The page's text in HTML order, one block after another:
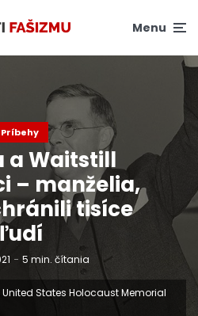
Menu
States Holocaust Memorial
Príbehy
a Waitstill
– manželia,
tisíce
5 min. čítania